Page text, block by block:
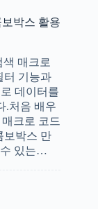
박스 활용
매크로
터 기능과
데이터를
.처음 배우
크로 코드
보박스 만
수 있는…